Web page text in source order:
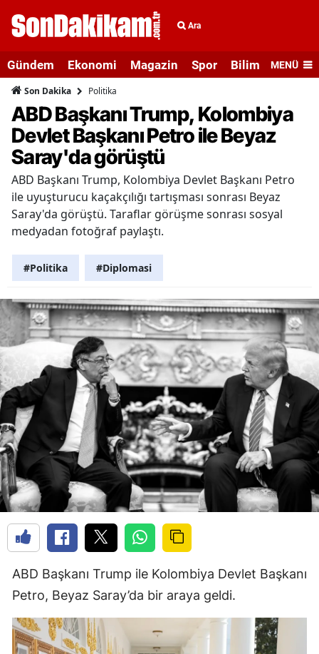
Ara
Gündem Ekonomi Magazin Spor Bilim veMENÜ
Son Dakika Politika
ABD Başkanı Trump, Kolombiya
Devlet Başkanı Petro ile Beyaz
Saray'da görüştü
ABD Başkanı Trump, Kolombiya Devlet Başkanı Petro
ile uyuşturucu kaçakçılığı tartışması sonrası Beyaz
Saray'da görüştü. Taraflar görüşme sonrası sosyal
medyadan fotoğraf paylaştı.
#Politika #Diplomasi
ABD Başkanı Trump ile Kolombiya Devlet Başkanı
Petro, Beyaz Saray’da bir araya geldi.